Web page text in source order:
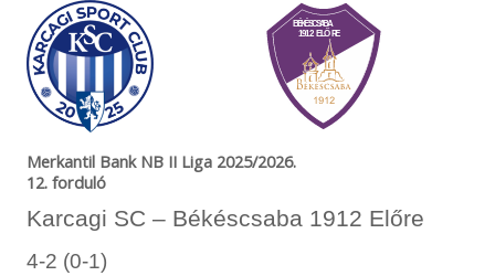
Merkantil Bank NB II Liga 2025/2026.
12. forduló
Karcagi SC – Békéscsaba 1912 Előre
4-2 (0-1)